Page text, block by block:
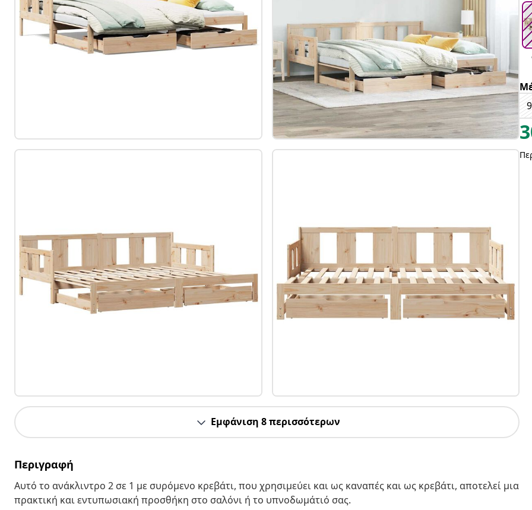
Εμφάνιση 8 περισσότερων
Περιγραφή
Αυτό το ανάκλιντρο 2 σε 1 με συρόμενο κρεβάτι, που χρησιμεύει και ως καναπές και ως κρεβάτι, αποτελεί μια
πρακτική και εντυπωσιακή προσθήκη στο σαλόνι ή το υπνοδωμάτιό σας.